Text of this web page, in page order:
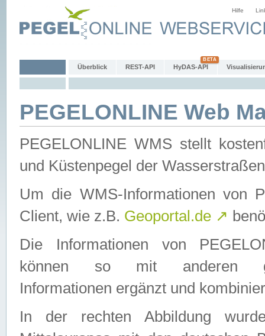
Hilfe
Überblick REST-API HyDAS-API
PEGELONLINE Web
PEGELONLINE WMS stellt
und Küstenpegel der
Um die WMS-Informationen von
Client, wie z.B. Geoportal.de ↗
Die Informationen von
können so mit anderen
Informationen ergänzt und
In der rechten Abbildung